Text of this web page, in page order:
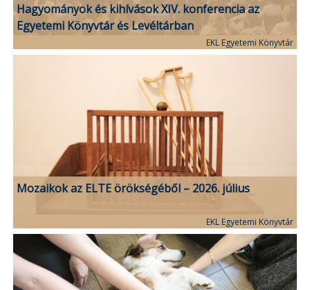
Hagyományok és kihívások XIV. konferencia az
Egyetemi Könyvtár és Levéltárban
EKL Egyetemi Könyvtár
Mozaikok az ELTE örökségéből – 2026. július
EKL Egyetemi Könyvtár